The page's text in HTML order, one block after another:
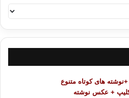
های کوتاه متنوع
+ عکس نوشته